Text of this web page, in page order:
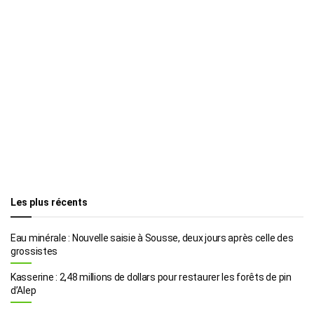
Les plus récents
Eau minérale : Nouvelle saisie à Sousse, deux jours après celle des
grossistes
Kasserine : 2,48 millions de dollars pour restaurer les forêts de pin
d’Alep